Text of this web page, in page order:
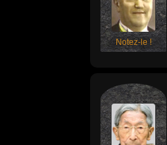
Notez-le !